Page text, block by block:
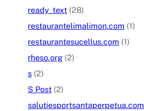
ready_text (28)
restaurantelimalimon.com (1)
restaurantesucellus.com (1)
rheso.org (2)
s (2)
S Post (2)
salutiesportsantaperpetua.com